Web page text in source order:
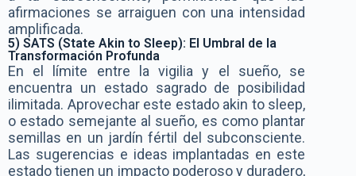
afirmaciones se arraiguen con una intensidad
amplificada.
5) SATS (State Akin to Sleep): El Umbral de la
Transformación Profunda
En el límite entre la vigilia y el sueño, se
encuentra un estado sagrado de posibilidad
ilimitada. Aprovechar este estado akin to sleep,
o estado semejante al sueño, es como plantar
semillas en un jardín fértil del subconsciente.
Las sugerencias e ideas implantadas en este
estado tienen un impacto poderoso y duradero,